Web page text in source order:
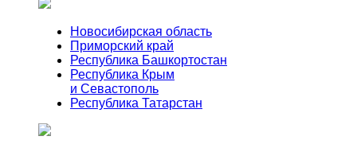
Новосибирская область
Приморский край
Республика Башкортостан
Республика Крым
и Севастополь
Республика Татарстан